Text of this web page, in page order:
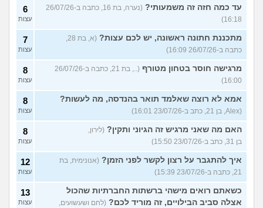
עד כמה חזה זה משמעותי?
(נערה, בת 16, כתבה ב-26/07/26
16:18)
6
עצות
מתכננת חתונה ראשונה, יש לכם עצות?
(א, בת 28,
כתבה ב-26/07/26 16:09)
7
עצות
מרגישה חוסר בטחון מטורף
(.., בת 21, כתבה ב-26/07/26
16:00)
8
עצות
אמא לא רוצה שאלמד תואר בהנדסה, מה לעשות?
(Alex, בן 21, כתב ב-23/07/26 16:01)
8
עצות
האם מה שאני מרגיש זה הגיוני ותקין? (לירון,
בן 31, כתב ב-23/07/26 15:50)
8
עצות
איך להתגבר על רצון לקשר לפני הזמן? (אנונימית, בת
21, כתבה ב-23/07/26 15:39)
12
עצות
כשאתם רואים מישהי ברשתות החברתיות שהכול
אצלה סביב הבילויים, זה מוריד לכם? (לחם ושעשועים,
13
עצות